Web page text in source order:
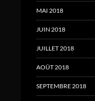
MAI 2018
JUIN 2018
JUILLET 2018
AOÛT 2018
SEPTEMBRE 2018